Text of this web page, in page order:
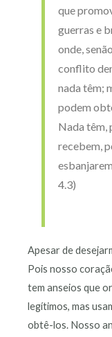
que
guerras e
onde,
conflito
nada têm;
podem
Nada têm,
recebem,
4.3)
Apesar de
Pois nosso
tem anseios que
legítimos, mas
obtê-los. Nosso